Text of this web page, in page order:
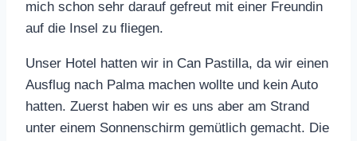
mich schon sehr darauf gefreut mit einer Freundin
auf die Insel zu fliegen.
Unser Hotel hatten wir in Can Pastilla, da wir einen
Ausflug nach Palma machen wollte und kein Auto
hatten. Zuerst haben wir es uns aber am Strand
unter einem Sonnenschirm gemütlich gemacht. Die